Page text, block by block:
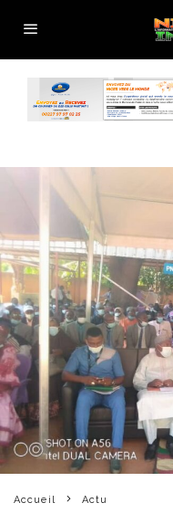
Accueil Actu